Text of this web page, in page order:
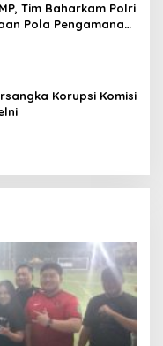
Tim Baharkam Polri
Pola Pengamanan
Jabar
Korupsi Komisi